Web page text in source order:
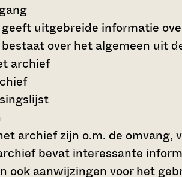
uitgebreide informatie
over het algemeen uit
archief
archief zijn o.m. de
bevat interessante
ook aanwijzingen voor het